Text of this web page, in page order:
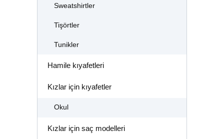
Sweatshirtler
Tişörtler
Tunikler
Hamile kıyafetleri
Kızlar için kıyafetler
Okul
Kızlar için saç modelleri